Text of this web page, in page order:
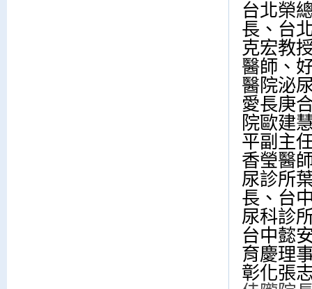
台北榮
長、台
克宏教
醫師、
醫院泌
愛長庚
院歐建
平副主
香瑩醫
尿診所
長、台
尿科診
台中懿
育慶理
彰化張